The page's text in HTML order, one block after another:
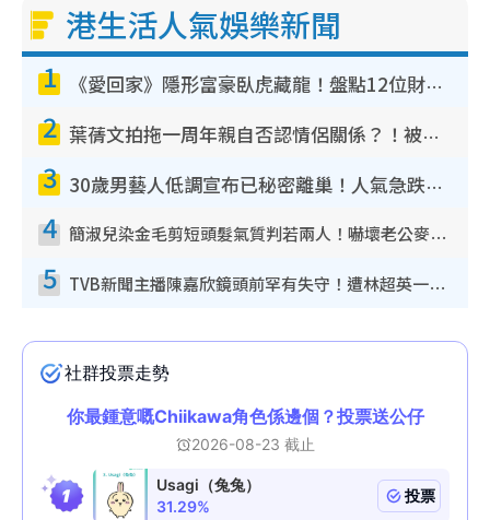
港生活人氣娛樂新聞
1 《愛回家》隱形富豪臥虎藏龍！盤點12位財氣逼人的有錢藝人：呢位靚女3億身家唔憂做
2 葉蒨文拍拖一周年親自否認情侶關係？！被質疑感情造假竟稱GM「普通同事」
3 30歲男藝人低調宣布已秘密離巢！人氣急跌變失蹤人口︰「這幾年過得並不容易」
4 簡淑兒染金毛剪短頭髮氣質判若兩人！嚇壞老公麥大力都認唔出：「你做咩事？」
5 TVB新聞主播陳嘉欣鏡頭前罕有失守！遭林超英一句說話突襲嚇親當場大笑